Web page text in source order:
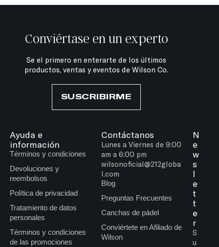
Conviértase en un experto
Se el primero en enterarte de los últimos
productos, ventas y eventos de Wilson Co.
SUSCRIBIRME
Ayuda e
información
Términos y condiciones
Devoluciones y
reembolsos
Política de privacidad
Tratamiento de datos
personales
Términos y condiciones
de las promociones
Contáctanos
Lunes a Viernes de 9:00
am a 6:00 pm
wilsonoficial@212globa
l.com
Blog
Preguntas Frecuentes
Canchas de pádel
Conviértete en Afiliado de
Wilson
N
e
w
s
l
e
t
t
e
r
S
u